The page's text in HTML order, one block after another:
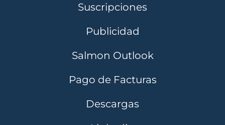
Suscripciones
Publicidad
Salmon Outlook
Pago de Facturas
Descargas